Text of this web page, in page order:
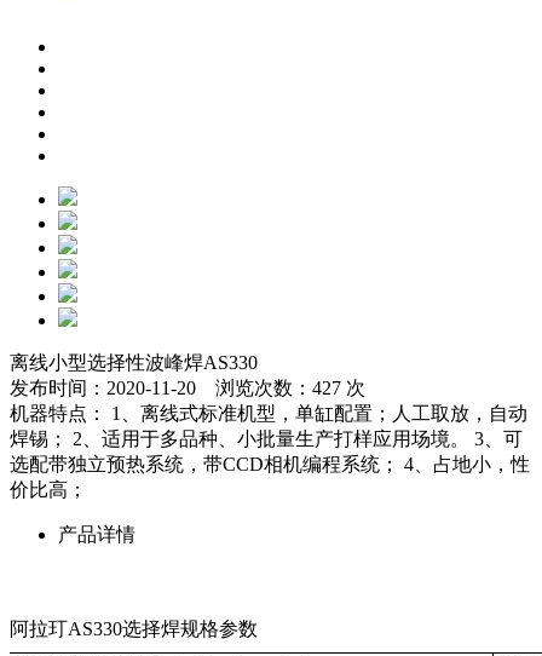
离线小型选择性波峰焊AS330
发布时间：2020-11-20 浏览次数：427 次
机器特点： 1、离线式标准机型，单缸配置；人工取放，自动
焊锡； 2、适用于多品种、小批量生产打样应用场境。 3、可
选配带独立预热系统，带CCD相机编程系统； 4、占地小，性
价比高；
产品详情
阿拉玎AS330选择焊规格参数